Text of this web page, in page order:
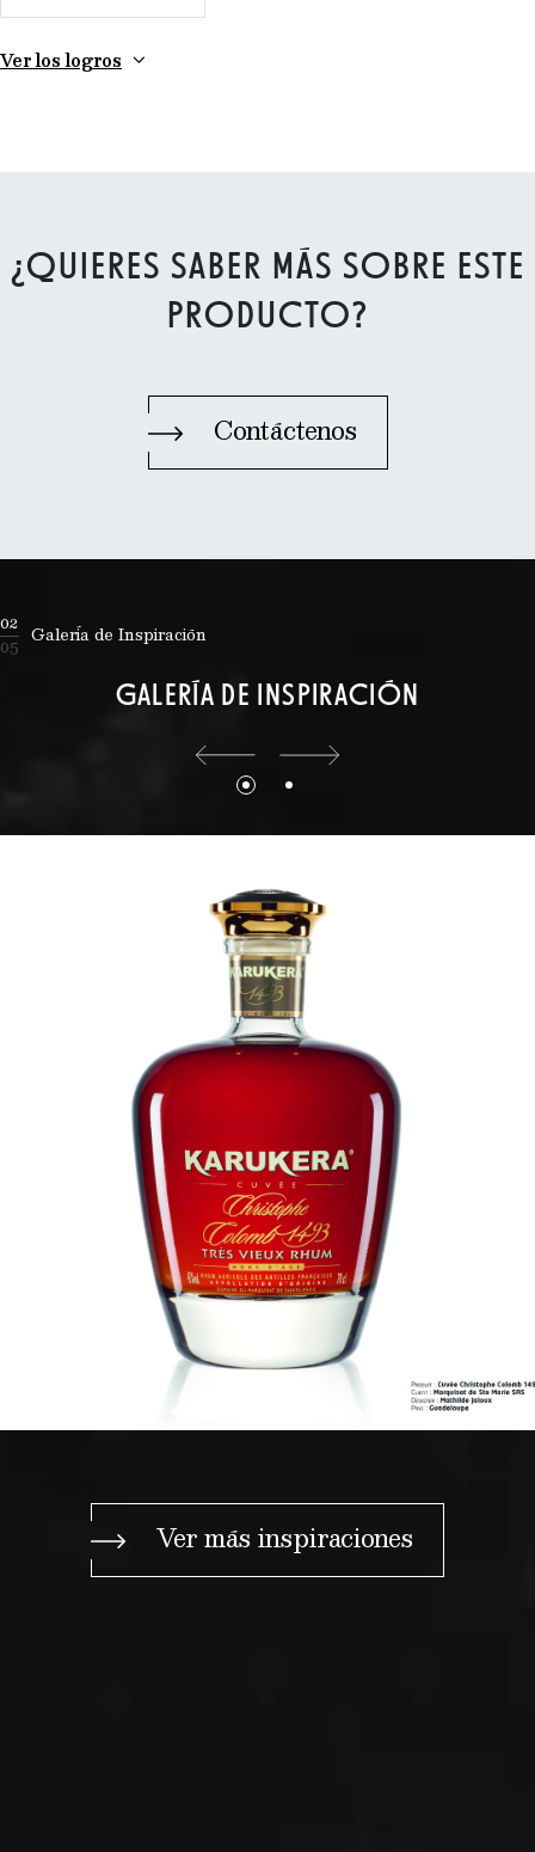
Ver los logros
¿QUIERES SABER MÁS SOBRE ESTE
PRODUCTO?
Contáctenos
02
05
Galería de Inspiración
GALERÍA DE INSPIRACIÓN
Ver más inspiraciones